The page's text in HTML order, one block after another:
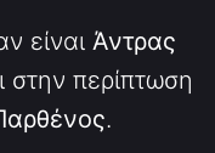
είναι Άντρας
στην περίπτωση
.